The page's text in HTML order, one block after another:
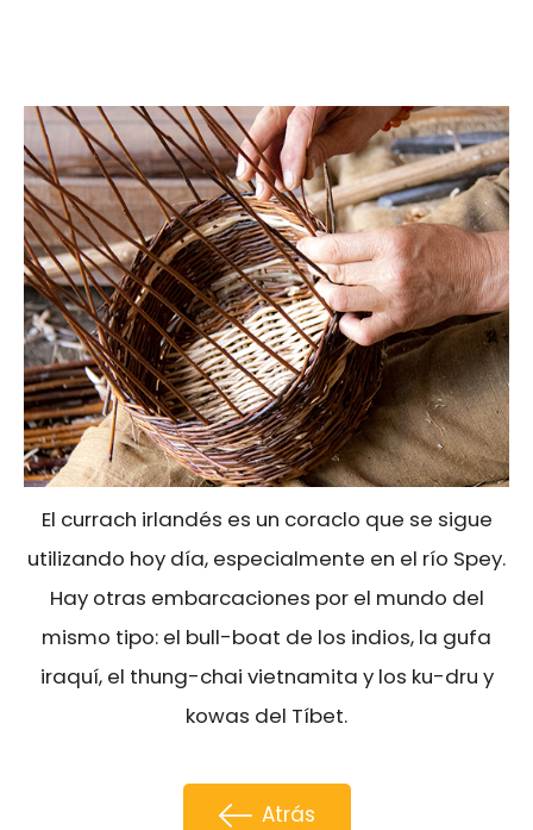
El currach irlandés es un coraclo que se sigue
utilizando hoy día, especialmente en el río Spey.
Hay otras embarcaciones por el mundo del
mismo tipo: el bull-boat de los indios, la gufa
iraquí, el thung-chai vietnamita y los ku-dru y
kowas del Tíbet.
Atrás